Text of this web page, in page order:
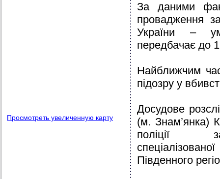
Просмотреть увеличенную карту
За даними
провадження
України –
передбачає до
Найближчим
підозру у
Досудове
(м. Знам’янка)
поліції за
Південного